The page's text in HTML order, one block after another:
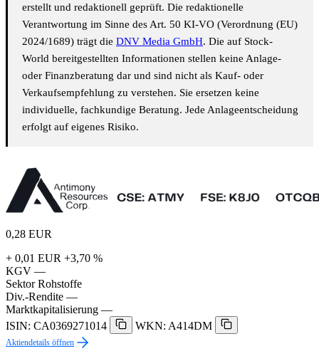
erstellt und redaktionell geprüft. Die redaktionelle
Verantwortung im Sinne des Art. 50 KI-VO (Verordnung (EU)
2024/1689) trägt die DNV Media GmbH. Die auf Stock-
World bereitgestellten Informationen stellen keine Anlage-
oder Finanzberatung dar und sind nicht als Kauf- oder
Verkaufsempfehlung zu verstehen. Sie ersetzen keine
individuelle, fachkundige Beratung. Jede Anlageentscheidung
erfolgt auf eigenes Risiko.
0,28 EUR
+ 0,01 EUR +3,70 %
KGV —
Sektor Rohstoffe
Div.-Rendite —
Marktkapitalisierung —
ISIN: CA0369271014
WKN: A414DM
Aktiendetails öffnen